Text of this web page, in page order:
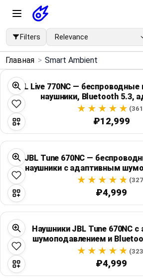
Filters
Menu ×
Home
Search
Price Drops
Categories
Brands
Global Price Tracker
Blog
Главная > Smart Ambient
JBL Live 770NC —
наушники, Bluetooth 5.3,
₽12,999
JBL Tune 670NC —
наушники с адаптивным
Bluetooth 5.3 и работой
₽4,999
Наушники JBL Tune 670NC
шумоподавлением и
₽4,999